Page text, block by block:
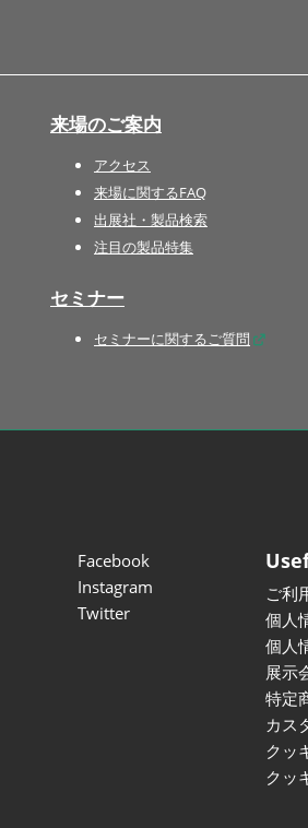
来場のご案内
アクセス
来場に関するFAQ
出展社・製品検索
注目の製品特集
セミナー
セミナーに関するご質問
Facebook
Instagram
Twitter
ご利
個人
個人
展示
特定
カス
クッ
クッ